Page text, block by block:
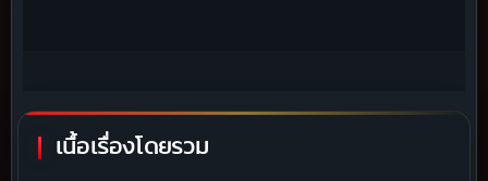
เนื้อเรื่องโดยรวม